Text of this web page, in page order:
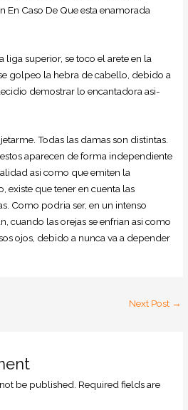
En Caso De Que esta enamorada
liga superior, se toco el arete en la
golpeo la hebra de cabello, debido a
demostrar lo encantadora asi­
Todas las damas son distintas.
aparecen de forma independiente
asi­ como que emiten la
existe que tener en cuenta las
Como podri­a ser, en un intenso
cuando las orejas se enfrian asi­ como
ojos, debido a nunca va a depender
Next Post →
be published. Required fields are